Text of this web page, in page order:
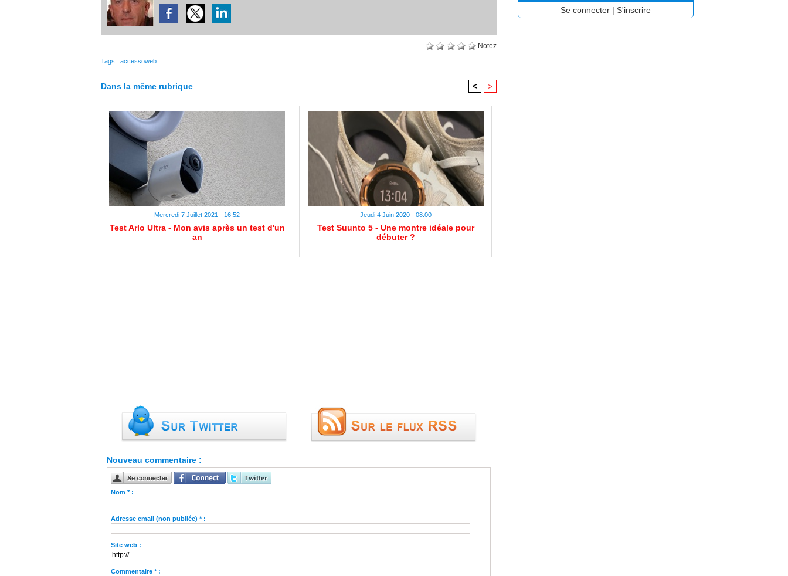
Notez
Tags : accessoweb
Dans la même rubrique < >
Mercredi 7 Juillet 2021 - 16:52
Test Arlo Ultra - Mon avis après un test d'un
an
Jeudi 4 Juin 2020 - 08:00
Test Suunto 5 - Une montre idéale pour
débuter ?
Nouveau commentaire :
Nom * :
Adresse email (non publiée) * :
Site web :
Commentaire * :
Se connecter | S'inscrire